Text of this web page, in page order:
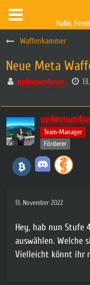
Hallo,
Waffenkammer
Neue Meta
unknown4user
Team-Manager
Förderer
13. November 2022
Hey, hab nun Stufe
auswählen. Welche
Vielleicht könnt ihr